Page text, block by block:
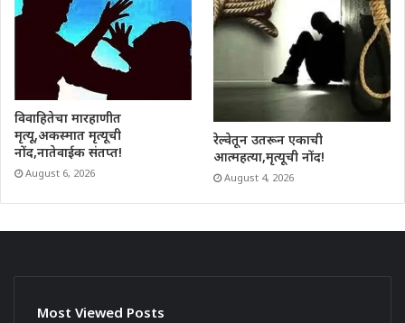
विवाहितेचा मारहाणीत
मृत्यू,अकस्मात मृत्यूची
नोंद,नातेवाईक संतप्त!
August 6, 2026
रेल्वेतून उतरून एकाची
आत्महत्या,मृत्यूची नोंद!
August 4, 2026
Most Viewed Posts